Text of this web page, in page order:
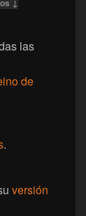
↓
las
de
.
versión